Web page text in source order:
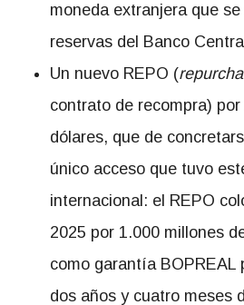
moneda extranjera que
reservas del Banco
Un nuevo REPO (
contrato de recompra)
dólares, que de
único acceso que tuvo
internacional: el REPO
2025 por 1.000 millones
como garantía BOPREAL
dos años y cuatro meses